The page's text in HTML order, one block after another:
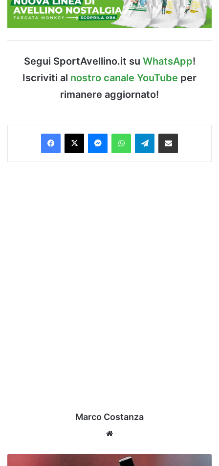
Segui SportAvellino.it su WhatsApp!
Iscriviti al nostro canale YouTube per
rimanere aggiornato!
Facebook
X MessengerWhatsAppTelegramCondividi via Email
Marco Costanza